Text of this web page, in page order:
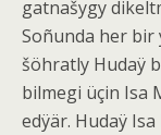
gatnašygy
Soñunda her bir
šöhratly Hudaÿ
bilmegi üçin Isa
edÿär. Hudaÿ